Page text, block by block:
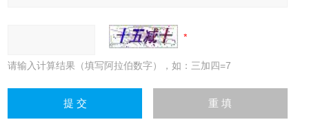
请输入计算结果（填写阿拉伯数字），如：三加四=7